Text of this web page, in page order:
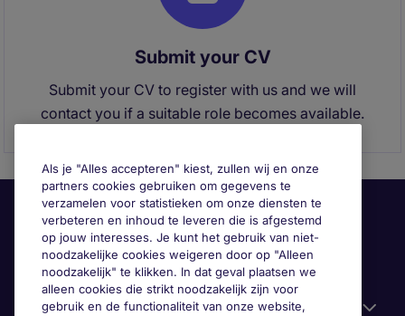
Submit your CV
Submit your CV to register with us and we will
contact you if a suitable role becomes available.
Handige informatie
Als je "Alles accepteren" kiest, zullen wij en onze
partners cookies gebruiken om gegevens te
verzamelen voor statistieken om onze diensten te
verbeteren en inhoud te leveren die is afgestemd
op jouw interesses. Je kunt het gebruik van niet-
noodzakelijke cookies weigeren door op "Alleen
noodzakelijk" te klikken. In dat geval plaatsen we
alleen cookies die strikt noodzakelijk zijn voor
gebruik en de functionaliteit van onze website,